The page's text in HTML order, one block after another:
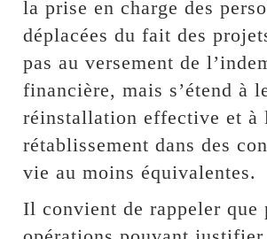
la prise en charge des
déplacées du fait des
pas au versement de
financière, mais s’étend à
réinstallation effective et à
rétablissement dans des
vie au moins équivalentes.
Il convient de rappeler que